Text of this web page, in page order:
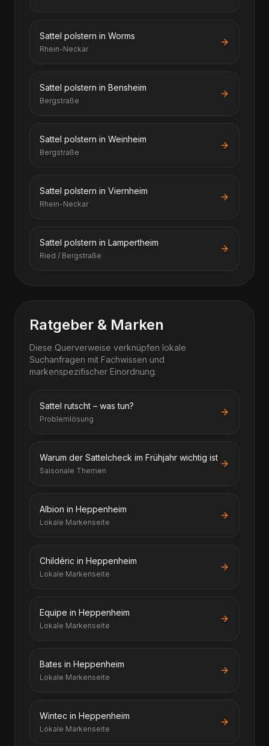
Sattel polstern in Worms
Rhein-Neckar
Sattel polstern in Bensheim
Bergstraße
Sattel polstern in Weinheim
Bergstraße
Sattel polstern in Viernheim
Rhein-Neckar
Sattel polstern in Lampertheim
Ried / Bergstraße
Ratgeber & Marken
Diese Querverweise verknüpfen lokale
Suchanfragen mit Fachwissen und
markenspezifischer Einordnung.
Sattel rutscht – was tun?
Problemlösung
Warum der Sattelcheck im Frühjahr wichtig ist
Saisonale Themen
Albion in Heppenheim
Lokale Markenseite
Childéric in Heppenheim
Lokale Markenseite
Equipe in Heppenheim
Lokale Markenseite
Bates in Heppenheim
Lokale Markenseite
Wintec in Heppenheim
Lokale Markenseite